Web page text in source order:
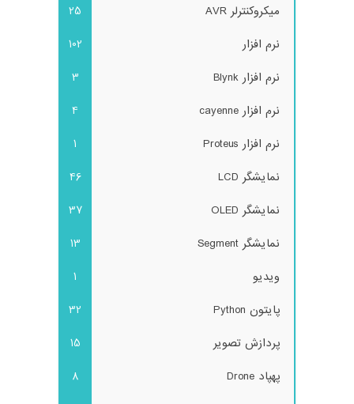
میکروکنترلر AVR
25
نرم افزار
102
نرم افزار Blynk
3
نرم افزار cayenne
4
نرم افزار Proteus
1
نمایشگر LCD
46
نمایشگر OLED
37
نمایشگر Segment
13
ویدیو
1
پایتون Python
32
پردازش تصویر
15
پهپاد Drone
8